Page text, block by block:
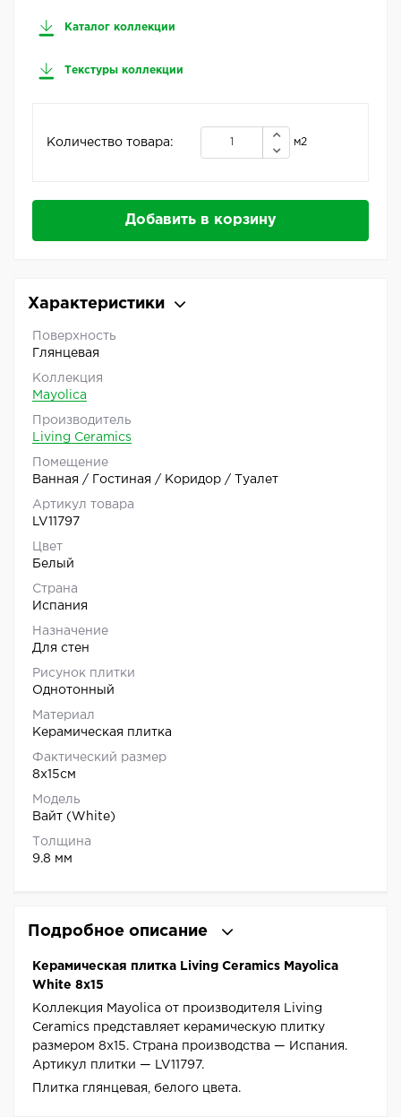
Каталог коллекции
Текстуры коллекции
Количество товара: м2
Добавить в корзину
Характеристики
Поверхность
Глянцевая
Коллекция
Mayolica
Производитель
Living Ceramics
Помещение
Ванная / Гостиная / Коридор / Туалет
Артикул товара
LV11797
Цвет
Белый
Страна
Испания
Назначение
Для стен
Рисунок плитки
Однотонный
Материал
Керамическая плитка
Фактический размер
8x15см
Модель
Вайт (White)
Толщина
9.8 мм
Подробное описание
Керамическая плитка Living Ceramics Mayolica
White 8x15
Коллекция Mayolica от производителя Living
Ceramics представляет керамическую плитку
размером 8x15. Страна производства — Испания.
Артикул плитки — LV11797.
Плитка глянцевая, белого цвета.